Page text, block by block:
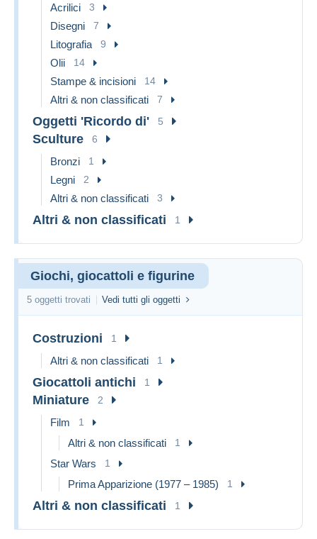
Acrilici 3
Disegni 7
Litografia 9
Olii 14
Stampe & incisioni 14
Altri & non classificati 7
Oggetti 'Ricordo di' 5
Sculture 6
Bronzi 1
Legni 2
Altri & non classificati 3
Altri & non classificati 1
Giochi, giocattoli e figurine
5 oggetti trovati Vedi tutti gli oggetti
Costruzioni 1
Altri & non classificati 1
Giocattoli antichi 1
Miniature 2
Film 1
Altri & non classificati 1
Star Wars 1
Prima Apparizione (1977 – 1985) 1
Altri & non classificati 1